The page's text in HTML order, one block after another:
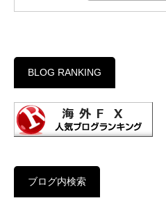
BLOG RANKING
ブログ内検索